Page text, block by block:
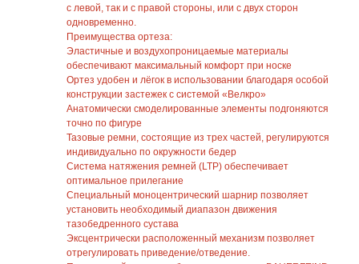
с левой, так и с правой стороны, или с двух сторон
одновременно.
Преимущества ортеза:
Эластичные и воздухопроницаемые материалы
обеспечивают максимальный комфорт при носке
Ортез удобен и лёгок в использовании благодаря особой
конструкции застежек с системой «Велкро»
Анатомически смоделированные элементы подгоняются
точно по фигуре
Тазовые ремни, состоящие из трех частей, регулируются
индивидуально по окружности бедер
Система натяжения ремней (LTP) обеспечивает
оптимальное прилегание
Специальный моноцентрический шарнир позволяет
установить необходимый диапазон движения
тазобедренного сустава
Эксцентрически расположенный механизм позволяет
отрегулировать приведение/отведение.